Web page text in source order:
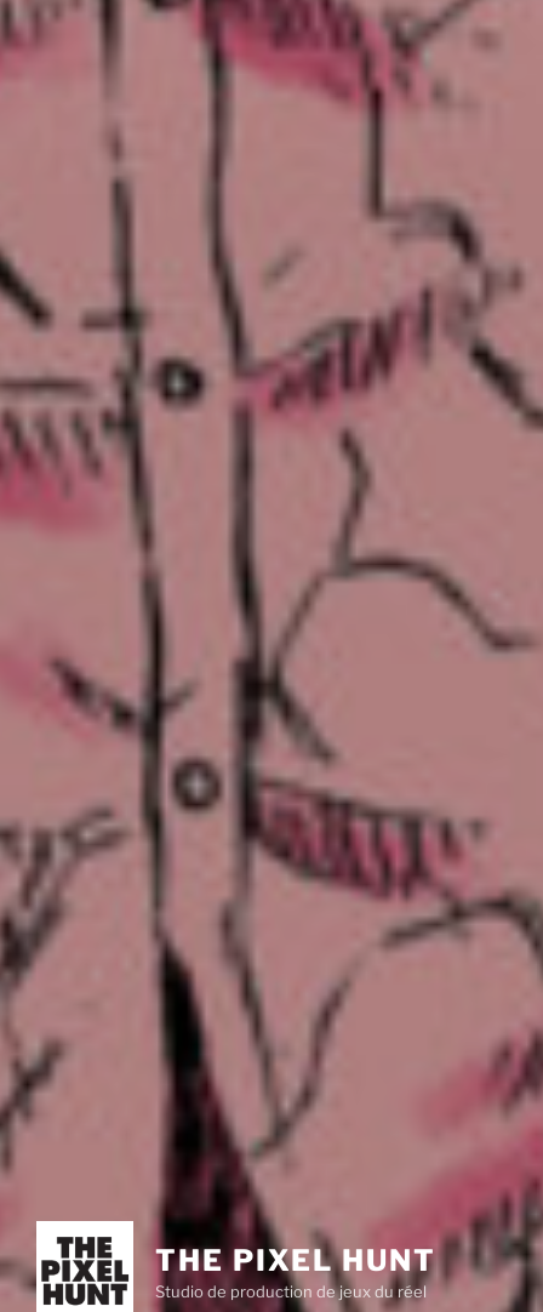
THE PIXEL HUNT
Studio de production de jeux du réel